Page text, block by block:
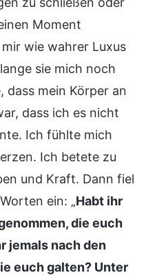
Moment
wie wahrer Luxus
sie mich noch
dass mein Körper an
dass ich es nicht
Ich fühlte mich
Ich betete zu
und Kraft. Dann fiel
ein: „Habt ihr
die euch
jemals nach den
euch galten? Unter